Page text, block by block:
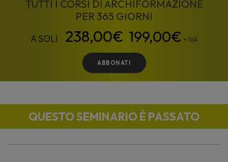
TUTTI I CORSI DI ARCHIFORMAZIONE
PER 365 GIORNI
199,00€ + IVA
ABBONATI
QUESTO SEMINARIO È PASSATO